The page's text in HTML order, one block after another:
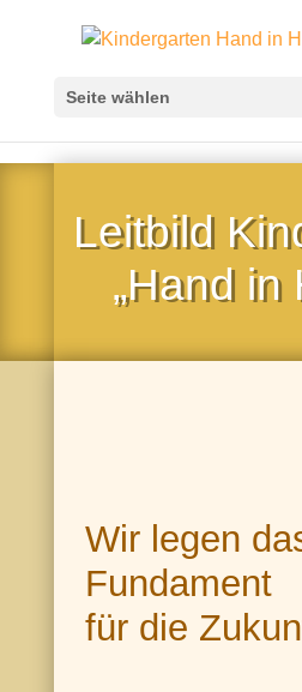
Seite wählen
Leitbild
„Hand in
Wir legen
Fundament
für die